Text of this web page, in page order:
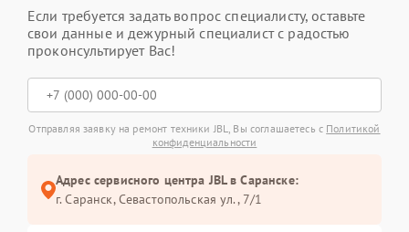
Если требуется задать вопрос специалисту, оставьте
свои данные и дежурный специалист с радостью
проконсультирует Вас!
Отправляя заявку на ремонт техники JBL, Вы соглашаетесь с Политикой
конфиденциальности
Адрес сервисного центра JBL в Саранске:
г. Саранск, Севастопольская ул., 7/1